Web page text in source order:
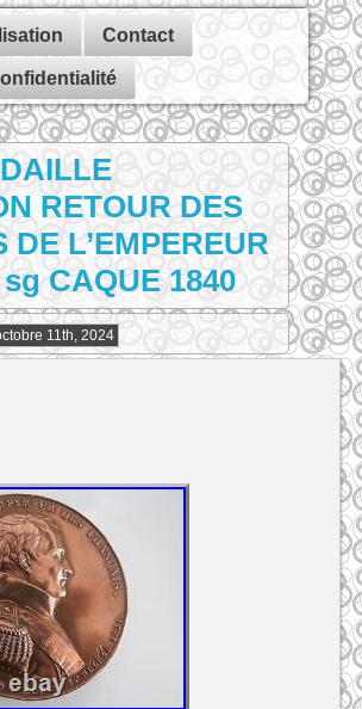
Contact
RETOUR DES
DE L’EMPEREUR
CAQUE 1840
11th, 2024